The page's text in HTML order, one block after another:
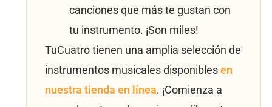
canciones que más te gustan con
tu instrumento. ¡Son miles!
TuCuatro tienen una amplia selección de
instrumentos musicales disponibles en
nuestra tienda en línea. ¡Comienza a